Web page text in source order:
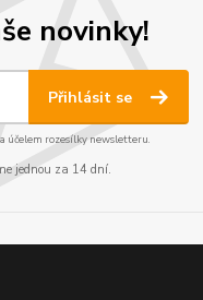
novinky!
Přihlásit se
účelem rozesílky newsletteru.
jednou za 14 dní.